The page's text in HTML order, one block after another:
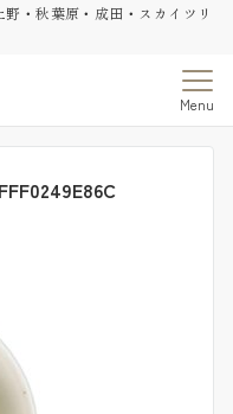
・秋葉原・成田・スカイツリ
Menu